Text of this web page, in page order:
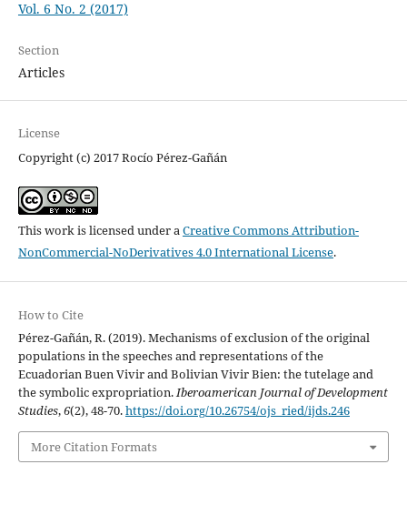
Vol. 6 No. 2 (2017)
Section
Articles
License
Copyright (c) 2017 Rocío Pérez-Gañán
This work is licensed under aCreative Commons Attribution-
NonCommercial-NoDerivatives 4.0 International License.
How to Cite
Pérez-Gañán, R. (2019). Mechanisms of exclusion of the original
populations in the speeches and representations of the
Ecuadorian Buen Vivir and Bolivian Vivir Bien: the tutelage and
the symbolic expropriation. Iberoamerican Journal of Development
Studies,6(2), 48-70.https://doi.org/10.26754/ojs_ried/ijds.246
More Citation Formats